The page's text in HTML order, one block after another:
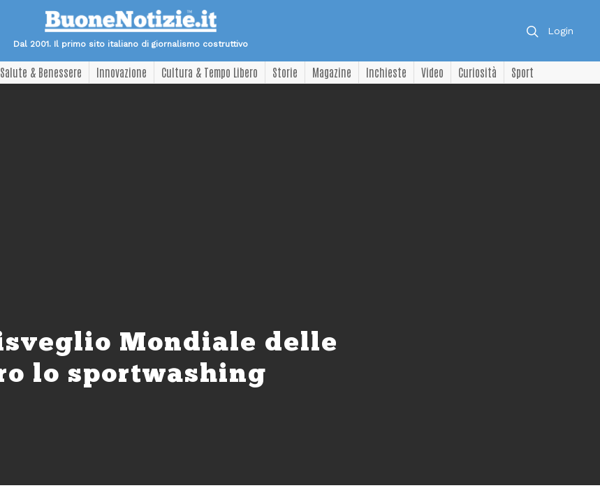
Dal 2001. Il primo sito italiano di giornalismo costruttivo
Login
Salute & Benessere Innovazione Cultura & Tempo Libero Storie Magazine Inchieste Video Curiosità
Sport
Mondiale delle
lo sportwashing